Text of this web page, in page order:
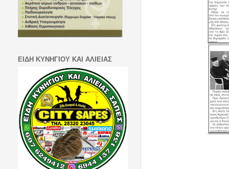
ΕΙΔΗ ΚΥΝΗΓΙΟΥ ΚΑΙ ΑΛΙΕΙΑΣ